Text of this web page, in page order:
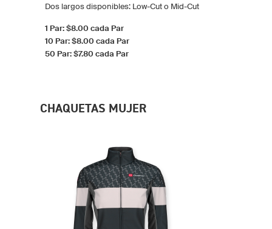
Dos largos disponibles: Low-Cut o Mid-Cut
1 Par: $8.00 cada Par
10 Par: $8.00 cada Par
50 Par: $7.80 cada Par
CHAQUETAS MUJER